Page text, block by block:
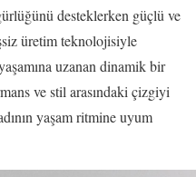
desteklerken güçlü ve
üretim teknolojisiyle
uzanan dinamik bir
ve stil arasındaki çizgiyi
yaşam ritmine uyum